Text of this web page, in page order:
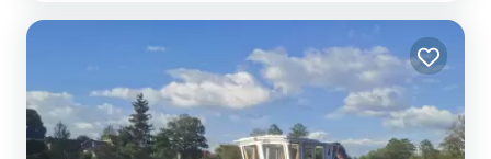
und Mecklenburger Seenplatte versprechen jeden Tag neue